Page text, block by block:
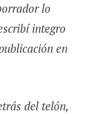
lo
integro
en
del telón,